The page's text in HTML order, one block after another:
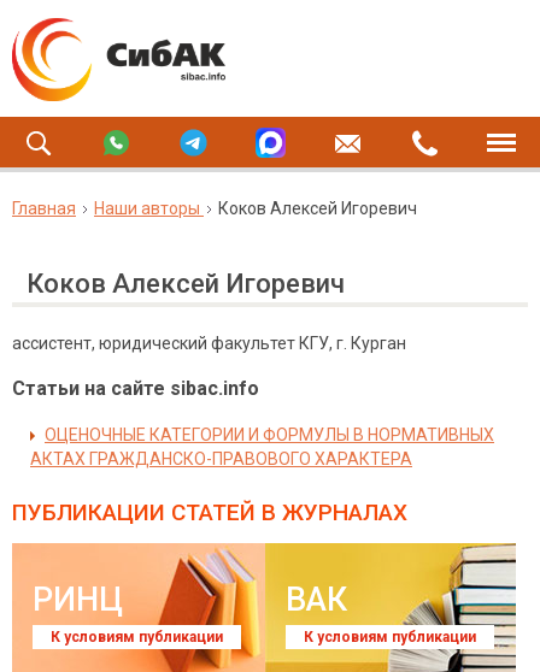
Главная Наши авторы Коков Алексей Игоревич
Коков Алексей Игоревич
ассистент, юридический факультет КГУ, г. Курган
Статьи на сайте sibac.info
ОЦЕНОЧНЫЕ КАТЕГОРИИ И ФОРМУЛЫ В НОРМАТИВНЫХ
АКТАХ ГРАЖДАНСКО-ПРАВОВОГО ХАРАКТЕРА
ПУБЛИКАЦИИ СТАТЕЙ В ЖУРНАЛАХ
РИНЦ
К условиям публикации
ВАК
К условиям публикации